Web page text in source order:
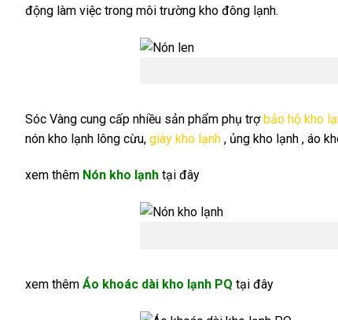
động làm việc trong môi trường kho đông lạnh.
Sóc Vàng cung cấp nhiều sản phẩm phụ trợ bảo hộ kho
nón kho lạnh lông cừu,giày kho lạnh , ủng kho lạnh , áo
xem thêm Nón kho lạnh tại đây
xem thêmÁo khoác dài kho lạnh PQ tại đây